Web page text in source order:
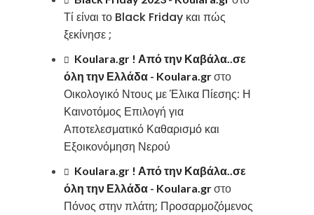
Τί είναι το Black Friday και πώς
ξεκίνησε ;
Koulara.gr ! Από την Καβάλα..σε
όλη την Ελλάδα - Koulara.grστο
Οικολογικό Ντους με Έλικα Πίεσης: Η
Καινοτόμος Επιλογή για
Αποτελεσματικό Καθαρισμό και
Εξοικονόμηση Νερού
Koulara.gr ! Από την Καβάλα..σε
όλη την Ελλάδα - Koulara.grστο
Πόνος στην πλάτη; Προσαρμοζόμενος